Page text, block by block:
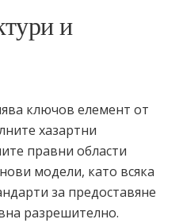
и
ключов елемент от
хазартни
правни области
модели, като всяка
за предоставяне
разрешително.